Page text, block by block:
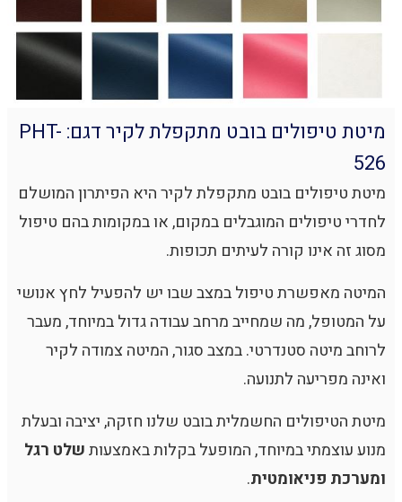
מיטת טיפולים בובט מתקפלת לקיר דגם: PHT-
526
מיטת טיפולים בובט מתקפלת לקיר היא הפיתרון המושלם
לחדרי טיפולים המוגבלים במקום, או במקומות בהם טיפול
מסוג זה אינו קורה לעיתים תכופות.
המיטה מאפשרת טיפול במצב שבו יש להפעיל לחץ אנושי
על המטופל, מה שמחייב מרחב עבודה גדול במיוחד, מעבר
לרוחב מיטה סטנדרטי. במצב סגור, המיטה צמודה לקיר
ואינה מפריעה לתנועה.
מיטת הטיפולים החשמלית בובט שלנו חזקה, יציבה ובעלת
מנוע עוצמתי במיוחד, המופעל בקלות באמצעותשלט רגל
ומערכת פניאומטית.